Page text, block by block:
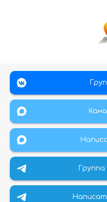
Группа